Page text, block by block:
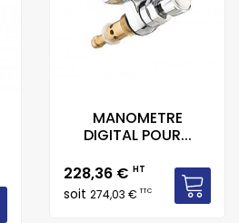
MANOMETRE
DIGITAL POUR...
Prix
228,36 € HT
soit 274,03 €TTC